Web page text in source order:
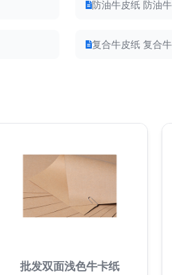
防油牛皮纸 防油
复合牛皮纸 复合
批发双面浅色牛卡纸